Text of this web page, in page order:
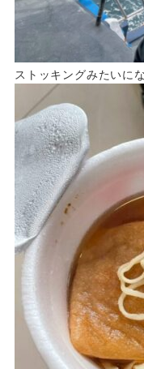
ストッキングみたいに